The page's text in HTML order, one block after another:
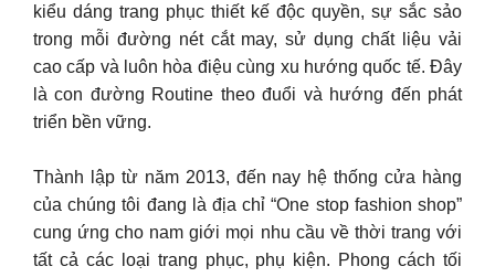
kiểu dáng trang phục thiết kế độc quyền, sự sắc sảo
trong mỗi đường nét cắt may, sử dụng chất liệu vải
cao cấp và luôn hòa điệu cùng xu hướng quốc tế. Đây
là con đường Routine theo đuổi và hướng đến phát
triển bền vững.
Thành lập từ năm 2013, đến nay hệ thống cửa hàng
của chúng tôi đang là địa chỉ “One stop fashion shop”
cung ứng cho nam giới mọi nhu cầu về thời trang với
tất cả các loại trang phục, phụ kiện. Phong cách tối